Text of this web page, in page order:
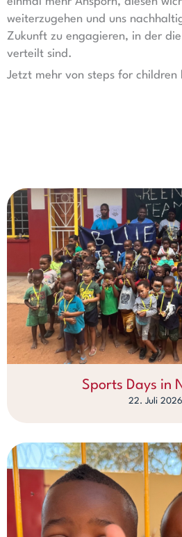
weiterzugehen und uns
Zukunft zu engagieren, in der
verteilt sind.
Jetzt mehr von steps for children
Sports Days in
22. Juli 2026